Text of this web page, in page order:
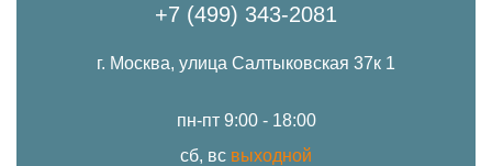
+7 (499) 343-2081
г. Москва, улица Салтыковская 37к 1
пн-пт 9:00 - 18:00
сб, вс выходной